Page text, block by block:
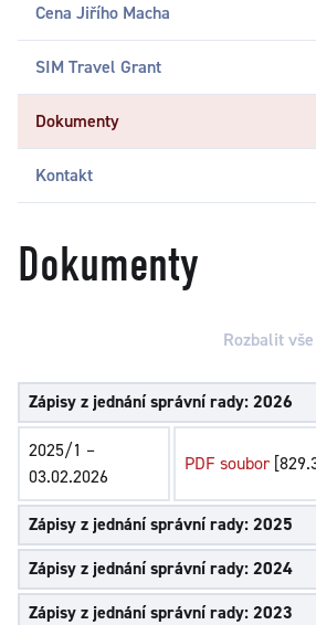
Dokumenty
Rozbalit vše
Zápisy z jednání správní rady: 2026
2025/1 –
03.02.2026
PDF soubor
Zápisy z jednání správní rady: 2025
Zápisy z jednání správní rady: 2024
Zápisy z jednání správní rady: 2023
Cena Jiřího Macha
SIM Travel Grant
Dokumenty
Kontakt